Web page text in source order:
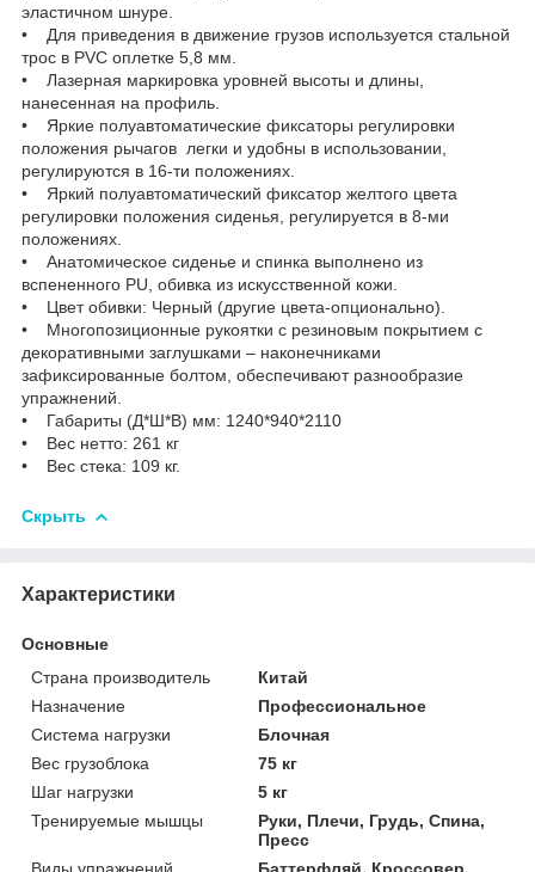
эластичном шнуре.
• Для приведения в движение грузов используется стальной
трос в PVC оплетке 5,8 мм.
• Лазерная маркировка уровней высоты и длины,
нанесенная на профиль.
• Яркие полуавтоматические фиксаторы регулировки
положения рычагов легки и удобны в использовании,
регулируются в 16-ти положениях.
• Яркий полуавтоматический фиксатор желтого цвета
регулировки положения сиденья, регулируется в 8-ми
положениях.
• Анатомическое сиденье и спинка выполнено из
вспененного PU, обивка из искусственной кожи.
• Цвет обивки: Черный (другие цвета-опционально).
• Многопозиционные рукоятки с резиновым покрытием с
декоративными заглушками – наконечниками
зафиксированные болтом, обеспечивают разнообразие
упражнений.
• Габариты (Д*Ш*В) мм: 1240*940*2110
• Вес нетто: 261 кг
• Вес стека: 109 кг.
Скрыть
Характеристики
Основные
Страна производитель
Китай
Назначение
Профессиональное
Система нагрузки
Блочная
Вес грузоблока
75 кг
Шаг нагрузки
5 кг
Тренируемые мышцы
Руки, Плечи, Грудь, Спина,
Пресс
Виды упражнений
Баттерфляй, Кроссовер,